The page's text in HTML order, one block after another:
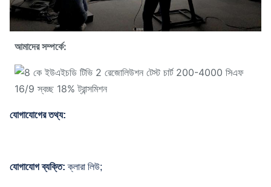
আমাদের সম্পর্কে:
যোগাযোগের তথ্য:
যোগাযোগ ব্যক্তি:ক্লারা লিউ;